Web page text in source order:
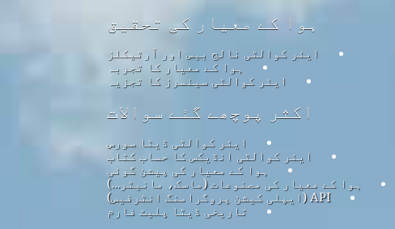
ہوا کے معیار کی تحقیق
ایئر کوالٹی نالج بیس اور آرٹیکلز
ہوا کے معیار کا تجربہ
ایئر کوالٹی سینسرز کا تجزیہ
اکثر پوچھے گئے سوالات
ایئر کوالٹی ڈیٹا سورس
ایئر کوالٹی انڈیکس کا حساب کتاب
ہوا کے معیار کی پیشن گوئی
ہوا کے معیار کی مصنوعات (ماسک، مانیٹر…)
API (ایپلی کیشن پروگرامنگ انٹرفیس)
تاریخی ڈیٹا پلیٹ فارم